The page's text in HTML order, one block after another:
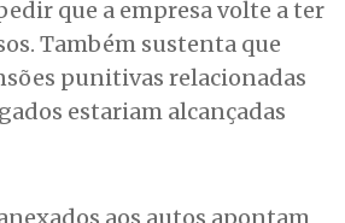
que a empresa volte a ter
Também sustenta que
punitivas relacionadas
estariam alcançadas